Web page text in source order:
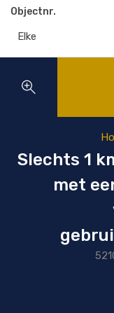
Objectnr.
Slechts 1
met